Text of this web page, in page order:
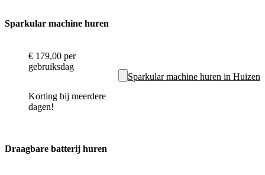
Sparkular machine huren
€ 179,00 per
gebruiksdag
Korting bij meerdere
dagen!
Sparkular machine huren in Huizen
Draagbare batterij huren